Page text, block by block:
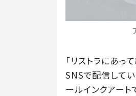
「リストラにあ
SNSで配信して
ールインクアート